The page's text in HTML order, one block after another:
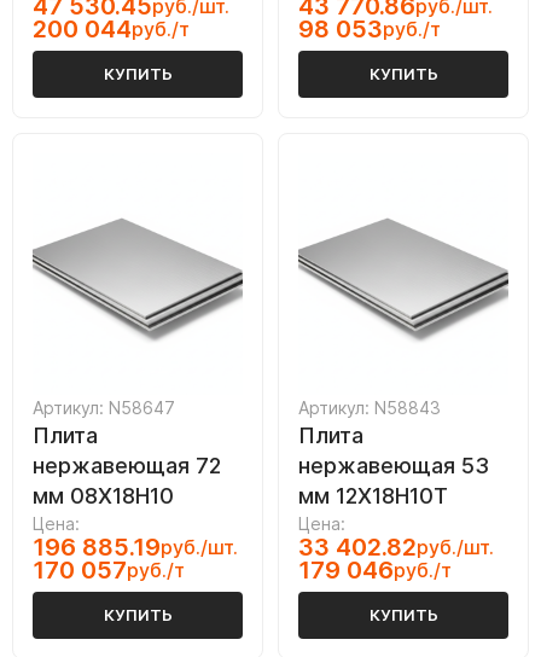
47 530.45руб./шт.
200 044руб./т
КУПИТЬ
43 770.86руб./шт.
98 053руб./т
КУПИТЬ
Артикул: N58647
Плита
нержавеющая 72
мм 08Х18Н10
Цена:
196 885.19руб./шт.
170 057руб./т
КУПИТЬ
Артикул: N58843
Плита
нержавеющая 53
мм 12Х18Н10Т
Цена:
33 402.82руб./шт.
179 046руб./т
КУПИТЬ